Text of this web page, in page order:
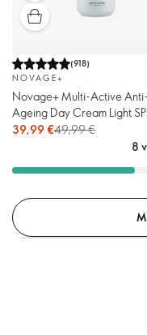
(918)
NOVAGE+
Novage+ Multi-Active Anti-
Ageing Day Cream Light
39,99 €49,99 €
8